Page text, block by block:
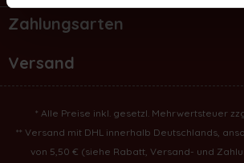
Zahlungsarten
Versand
* Alle Preise inkl. gesetzl. Mehrwertsteuer
** Versand mit DHL innerhalb Deutschlands,
von 5,50 € (siehe Rabatt, Versand- und